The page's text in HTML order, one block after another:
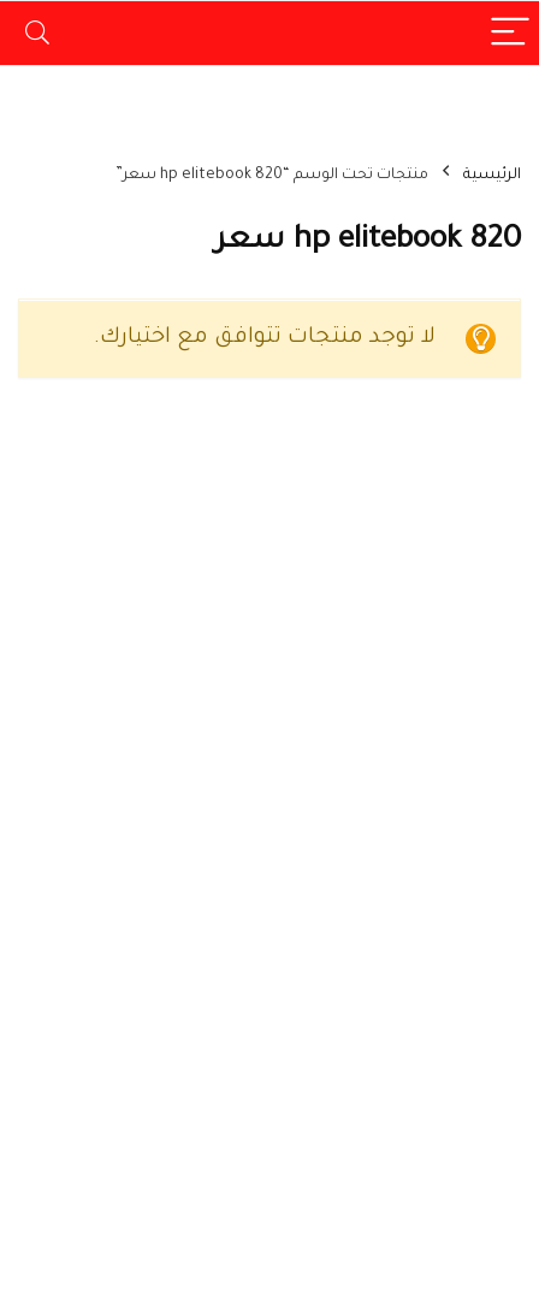
الرئيسية منتجات تحت الوسم “hp elitebook 820 سعر”
hp elitebook 820 سعر
لا توجد منتجات تتوافق مع اختيارك.